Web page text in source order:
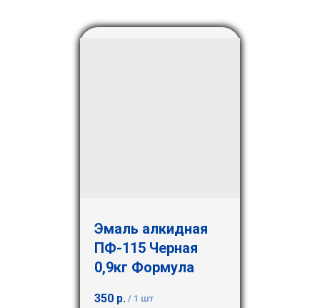
Эмаль алкидная
ПФ-115 Черная
0,9кг Формула
350 р. / 1 шт